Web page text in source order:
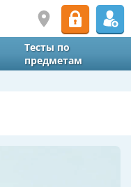
Тесты по
предметам